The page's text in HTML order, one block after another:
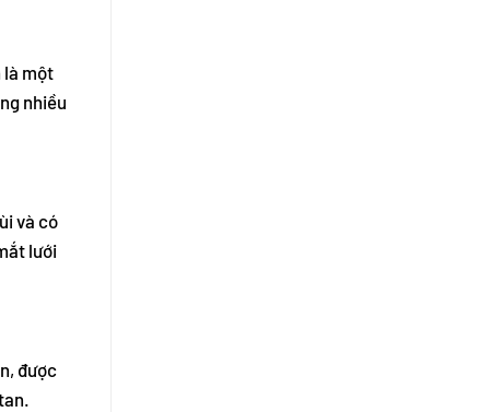
là một
nhiều
và có
lưới
được